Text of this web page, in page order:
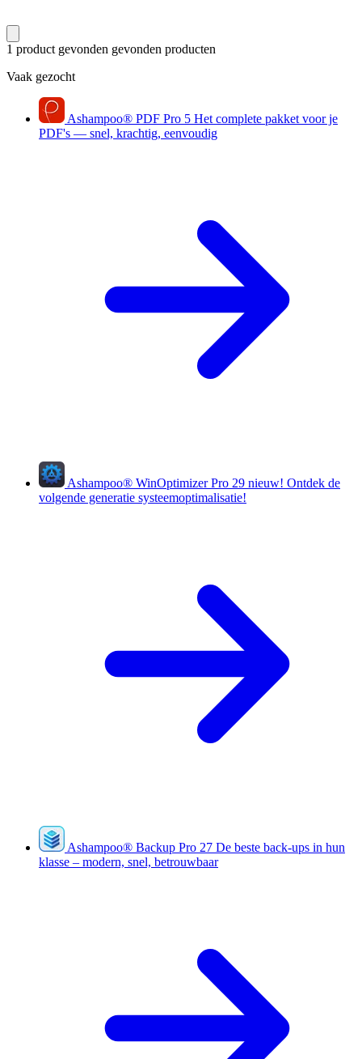
1 product gevonden gevonden producten
Vaak gezocht
Ashampoo® PDF Pro 5 Het complete pakket voor je
PDF's — snel, krachtig, eenvoudig
Ashampoo® WinOptimizer Pro 29 nieuw! Ontdek de
volgende generatie systeemoptimalisatie!
Ashampoo® Backup Pro 27 De beste back-ups in hun
klasse – modern, snel, betrouwbaar